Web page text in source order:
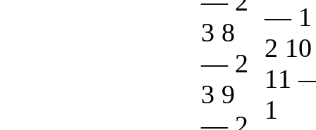
3 8
— 2
3 9
— 1
2 10
11
1